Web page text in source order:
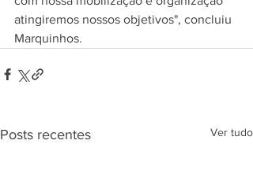
atingiremos nossos objetivos", concluiu
Marquinhos.
Posts recentes Ver tudo